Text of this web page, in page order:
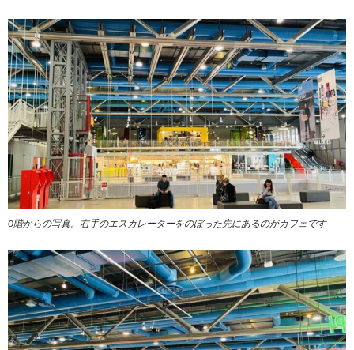
0階からの写真。右手のエスカレーターをのぼった先にあるのがカフェです